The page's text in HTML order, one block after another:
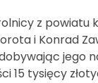
z powiatu
i Konrad
jego
15 tysięcy